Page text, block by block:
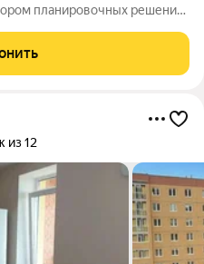
планировочных решений.
из 12